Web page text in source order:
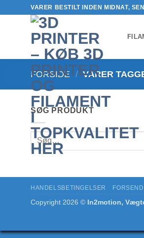
VARER BESTILT INDEN MIDNAT,
FORSIDE / VARER
SØG PRODUKT
Søg
efter:
HANDELSBETINGELSER
Copyright 2026 © In2motion,